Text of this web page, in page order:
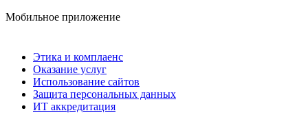
Мобильное приложение
Этика и комплаенс
Оказание услуг
Использование сайтов
Защита персональных данных
ИТ аккредитация